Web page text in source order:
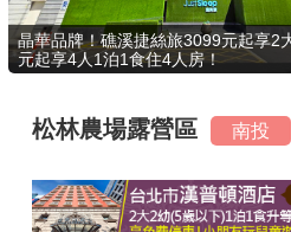
最新消息
最新留言
商家合作
晶華品牌！礁溪捷絲旅3099元起享2
元起享4人1泊1食住4人房！
松林農場露營區 南投